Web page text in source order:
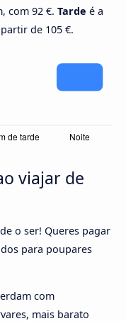
com 92 €. Tarde é a
de 105 €.
viajar de
o ser! Queres pagar
para poupares
com
mais barato